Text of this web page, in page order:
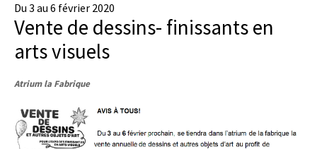
Du 3 au 6 février 2020
Vente de dessins- finissants en
arts visuels
Atrium la Fabrique